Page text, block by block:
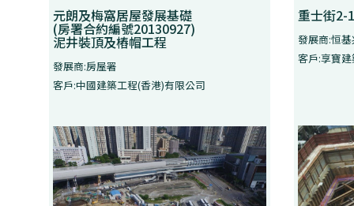
元朗及梅窩居屋發展基礎
(房署合約編號20130927)
泥井裝頂及樁帽工程
發展商:房屋署
客戶:中國建築工程(香港)有限公司
重士街2-
發展商:恒
客戶:享寶